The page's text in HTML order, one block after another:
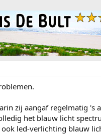
zij aangaf regelmatig 's
het blauw licht
led-verlichting blauw